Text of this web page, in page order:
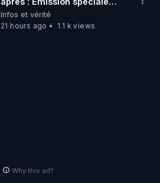
avec John Doe !** 👨 🚀✨
Infos et vérité
21 hours ago
1.1 k views
Why this ad?